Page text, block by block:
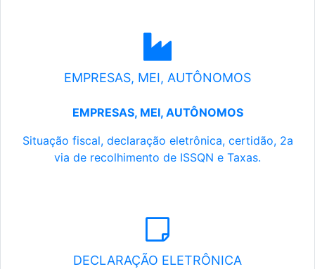
EMPRESAS, MEI, AUTÔNOMOS
EMPRESAS, MEI, AUTÔNOMOS
Situação fiscal, declaração eletrônica, certidão, 2a
via de recolhimento de ISSQN e Taxas.
DECLARAÇÃO ELETRÔNICA